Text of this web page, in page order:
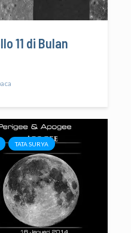
11 di Bulan
TATA SURYA